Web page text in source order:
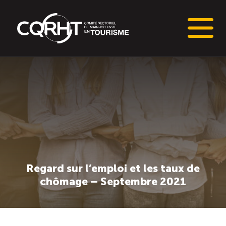
Informations sur le marché du travail (IMT)
Tableaux de bord de l’industrie touristique
Main-d’oeuvre en tourisme
Le pôle IMT
Regard sur l’emploi et les taux de
chômage – Septembre 2021